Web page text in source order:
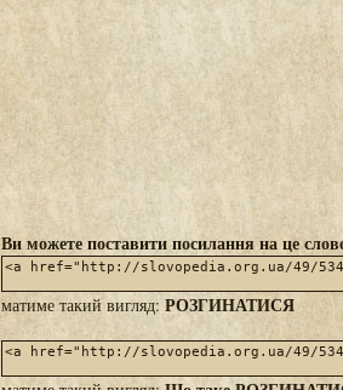
Ви можете поставити посилання на це
матиме такий вигляд: РОЗГИНАТИСЯ